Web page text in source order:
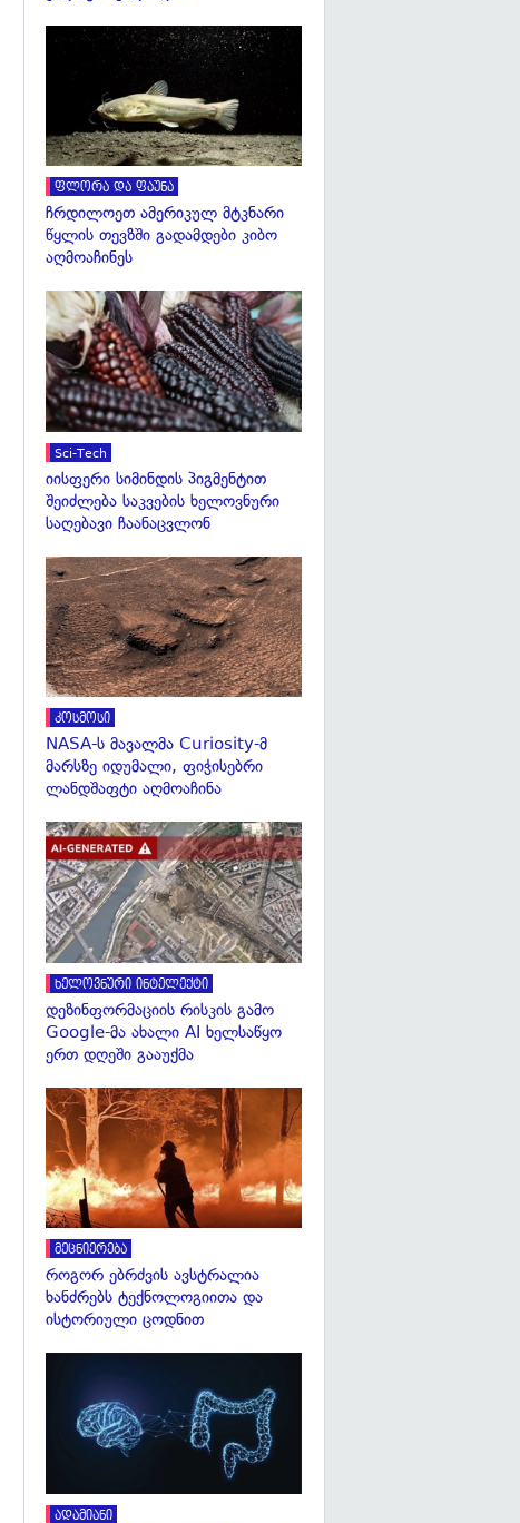
ფლორა და ფაუნა
ჩრდილოეთ ამერიკულ მტკნარი
წყლის თევზში გადამდები კიბო
აღმოაჩინეს
Sci-Tech
იისფერი სიმინდის პიგმენტით
შეიძლება საკვების ხელოვნური
საღებავი ჩაანაცვლონ
კოსმოსი
NASA-ს მავალმა Curiosity-მ
მარსზე იდუმალი, ფიჭისებრი
ლანდშაფტი აღმოაჩინა
ხელოვნური ინტელექტი
დეზინფორმაციის რისკის გამო
Google-მა ახალი AI ხელსაწყო
ერთ დღეში გააუქმა
მეცნიერება
როგორ ებრძვის ავსტრალია
ხანძრებს ტექნოლოგიითა და
ისტორიული ცოდნით
ადამიანი